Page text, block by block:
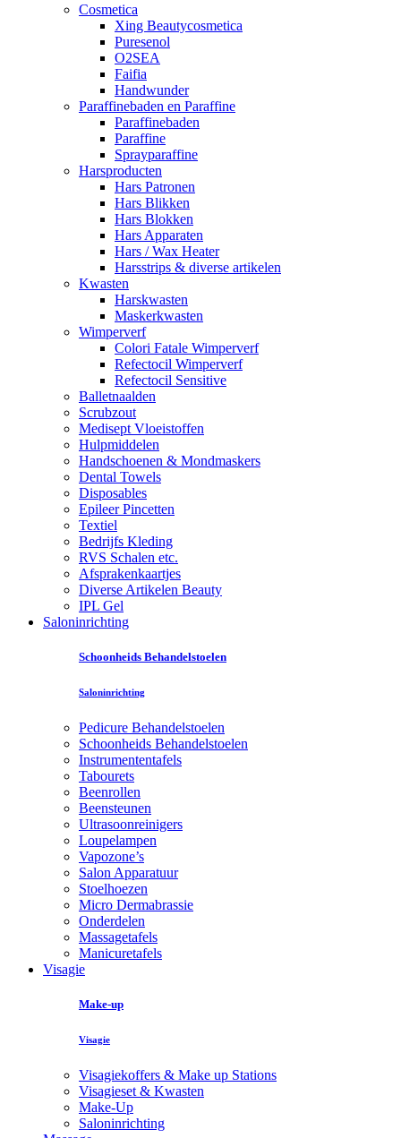
Cosmetica
Xing Beautycosmetica
Puresenol
O2SEA
Faifia
Handwunder
Paraffinebaden en Paraffine
Paraffinebaden
Paraffine
Sprayparaffine
Harsproducten
Hars Patronen
Hars Blikken
Hars Blokken
Hars Apparaten
Hars / Wax Heater
Harsstrips & diverse artikelen
Kwasten
Harskwasten
Maskerkwasten
Wimperverf
Colori Fatale Wimperverf
Refectocil Wimperverf
Refectocil Sensitive
Balletnaalden
Scrubzout
Medisept Vloeistoffen
Hulpmiddelen
Handschoenen & Mondmaskers
Dental Towels
Disposables
Epileer Pincetten
Textiel
Bedrijfs Kleding
RVS Schalen etc.
Afsprakenkaartjes
Diverse Artikelen Beauty
IPL Gel
Saloninrichting
Schoonheids Behandelstoelen
Saloninrichting
Pedicure Behandelstoelen
Schoonheids Behandelstoelen
Instrumententafels
Tabourets
Beenrollen
Beensteunen
Ultrasoonreinigers
Loupelampen
Vapozone’s
Salon Apparatuur
Stoelhoezen
Micro Dermabrassie
Onderdelen
Massagetafels
Manicuretafels
Visagie
Make-up
Visagie
Visagiekoffers & Make up Stations
Visagieset & Kwasten
Make-Up
Saloninrichting